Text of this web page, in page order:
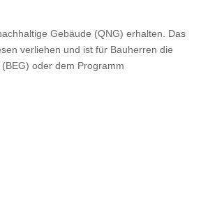
Gebäude (QNG) erhalten. Das
verliehen und ist für Bauherren die
oder dem Programm